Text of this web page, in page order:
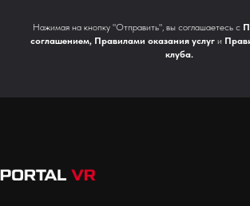
Нажимая на кнопку "Отправить", вы соглашаетесь с
соглашением, Правилами оказания услуг и
клуба.